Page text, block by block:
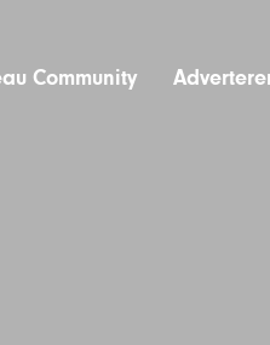
Community